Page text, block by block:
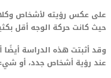
على عكس رؤيته لأشخاص
حيث كانت حركة الوجه أقل
وقد أثبتت هذه الدراسة أيضًا
عند رؤية أشخاص جدد، أو